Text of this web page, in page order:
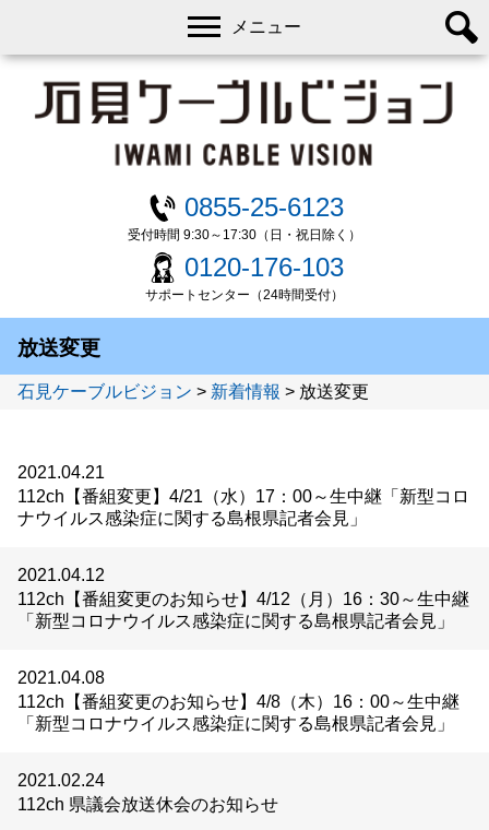
0855-25-6123
受付時間 9:30～17:30（日・祝日除く）
0120-176-103
サポートセンター（24時間受付）
メニュー
放送変更
石見ケーブルビジョン > 新着情報 > 放送変更
2021.04.21
112ch【番組変更】4/21（水）17：00～生中継「新型コロ
ナウイルス感染症に関する島根県記者会見」
2021.04.12
112ch【番組変更のお知らせ】4/12（月）16：30～生中継
「新型コロナウイルス感染症に関する島根県記者会見」
2021.04.08
112ch【番組変更のお知らせ】4/8（木）16：00～生中継
「新型コロナウイルス感染症に関する島根県記者会見」
2021.02.24
112ch 県議会放送休会のお知らせ